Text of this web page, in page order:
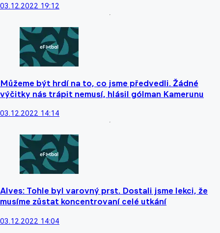
03.12.2022 19:12
Můžeme být hrdí na to, co jsme předvedli. Žádné
výčitky nás trápit nemusí, hlásil gólman Kamerunu
03.12.2022 14:14
Alves: Tohle byl varovný prst. Dostali jsme lekci, že
musíme zůstat koncentrovaní celé utkání
03.12.2022 14:04